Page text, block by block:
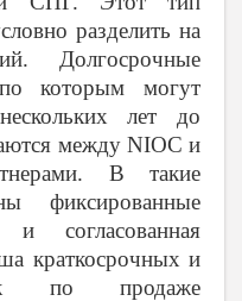
разделить на
Долгосрочные
которым могут
лет до
между NIOC и
В такие
фиксированные
согласованная
краткосрочных и
по продаже